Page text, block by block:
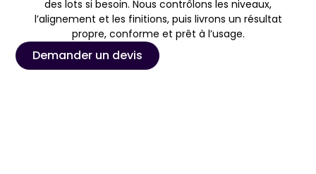
des lots si besoin. Nous contrôlons les niveaux,
l’alignement et les finitions, puis livrons un résultat
propre, conforme et prêt à l’usage.
Demander un devis